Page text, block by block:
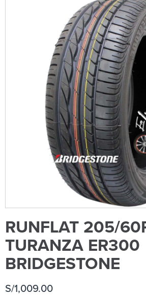
RUNFLAT 205/
TURANZA ER300
BRIDGESTONE
S/1,009.00